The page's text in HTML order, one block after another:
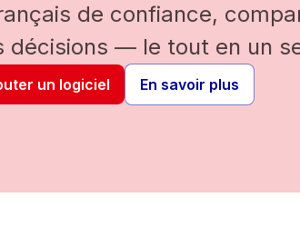
de confiance,
décisions — le tout en un
un logiciel En savoir plus